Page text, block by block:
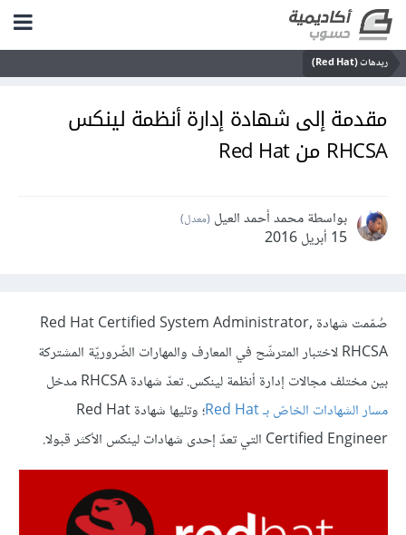
ريدهات (Red Hat)
مقدمة إلى شهادة إدارة أنظمة لينكس
RHCSA من Red Hat
بواسطة محمد أحمد العيل (معدل)
15 أبريل 2016
صُمّمت شهادة Red Hat Certified System Administrator,
RHCSA لاختبار المترشّح في المعارف والمهارات الضّروريّة المشتركة
بين مختلف مجالات إدارة أنظمة لينكس. تعدّ شهادة RHCSA مدخل
مسار الشهادات الخاصّ بـ Red Hat
؛ وتليها شهادة Red Hat
Certified Engineer التي تعدّ إحدى شهادات لينكس الأكثر قبولا.